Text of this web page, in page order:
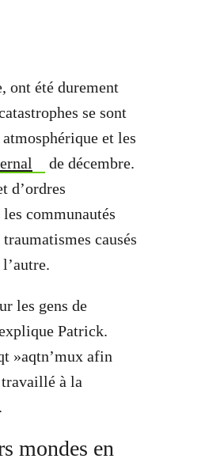
ont été durement
se sont
et les
de décembre.
d’ordres
communautés
traumatismes causés
les gens de
Patrick.
»aqtn’mux afin
à la
mondes en